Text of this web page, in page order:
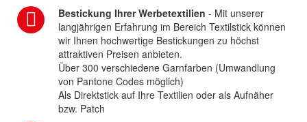
Bestickung Ihrer Werbetextilien - Mit unserer
langjährigen Erfahrung im Bereich Textilstick können
wir Ihnen hochwertige Bestickungen zu höchst
attraktiven Preisen anbieten.
Über 300 verschiedene Garnfarben (Umwandlung
von Pantone Codes möglich)
Als Direktstick auf Ihre Textilien oder als Aufnäher
bzw. Patch